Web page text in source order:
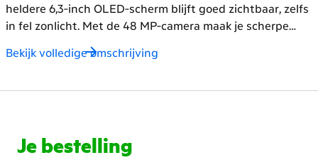
Je bestelling
heldere 6,3‑inch OLED‑scherm blijft goed zichtbaar, zelfs
in fel zonlicht. Met de 48 MP‑camera maak je scherpe
foto’s, of je nu een groepsfoto maakt of details vastlegt
met Macrofocus. De batterij gaat meer dan 30 uur mee,
maak je makkelijker foto’s, zoek je sneller dingen op en
abonnement en haal alles uit je telefoon.
Bekijk volledige omschrijving